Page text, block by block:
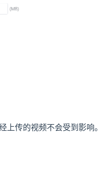
传的视频不会受到影响。